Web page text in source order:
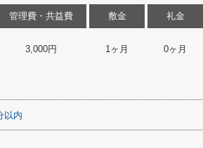
管理費・共益費
3,000円
敷金
1ヶ月
礼金
0ヶ月
以内